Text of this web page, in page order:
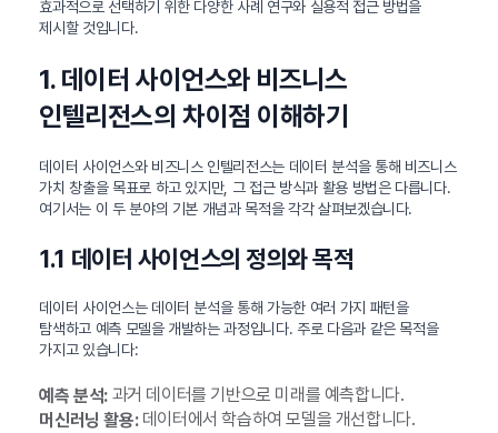
효과적으로 선택하기 위한 다양한 사례 연구와 실용적 접근 방법을
제시할 것입니다.
1. 데이터 사이언스와 비즈니스
인텔리전스의 차이점 이해하기
데이터 사이언스와 비즈니스 인텔리전스는 데이터 분석을 통해 비즈니스
가치 창출을 목표로 하고 있지만, 그 접근 방식과 활용 방법은 다릅니다.
여기서는 이 두 분야의 기본 개념과 목적을 각각 살펴보겠습니다.
1.1 데이터 사이언스의 정의와 목적
데이터 사이언스는 데이터 분석을 통해 가능한 여러 가지 패턴을
탐색하고 예측 모델을 개발하는 과정입니다. 주로 다음과 같은 목적을
가지고 있습니다:
예측 분석:과거 데이터를 기반으로 미래를 예측합니다.
머신러닝 활용:데이터에서 학습하여 모델을 개선합니다.